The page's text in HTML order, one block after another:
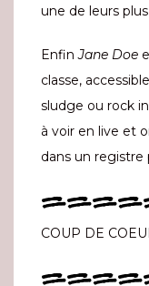
une de leurs
EnfinJane Doe
classe,
sludge ou rock
à voir en live et
dans un registre
COUP DE